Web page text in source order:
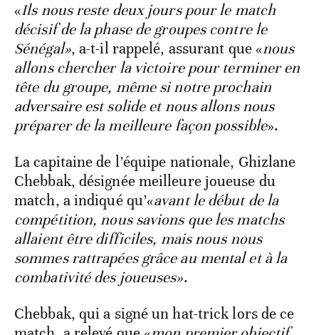
«Ils nous reste deux jours pour le match
décisif de la phase de groupes contre le
Sénégal», a-t-il rappelé, assurant que «nous
allons chercher la victoire pour terminer en
tête du groupe, même si notre prochain
adversaire est solide et nous allons nous
préparer de la meilleure façon possible».
La capitaine de l’équipe nationale, Ghizlane
Chebbak, désignée meilleure joueuse du
match, a indiqué qu’«avant le début de la
compétition, nous savions que les matchs
allaient être difficiles, mais nous nous
sommes rattrapées grâce au mental et à la
combativité des joueuses».
Chebbak, qui a signé un hat-trick lors de ce